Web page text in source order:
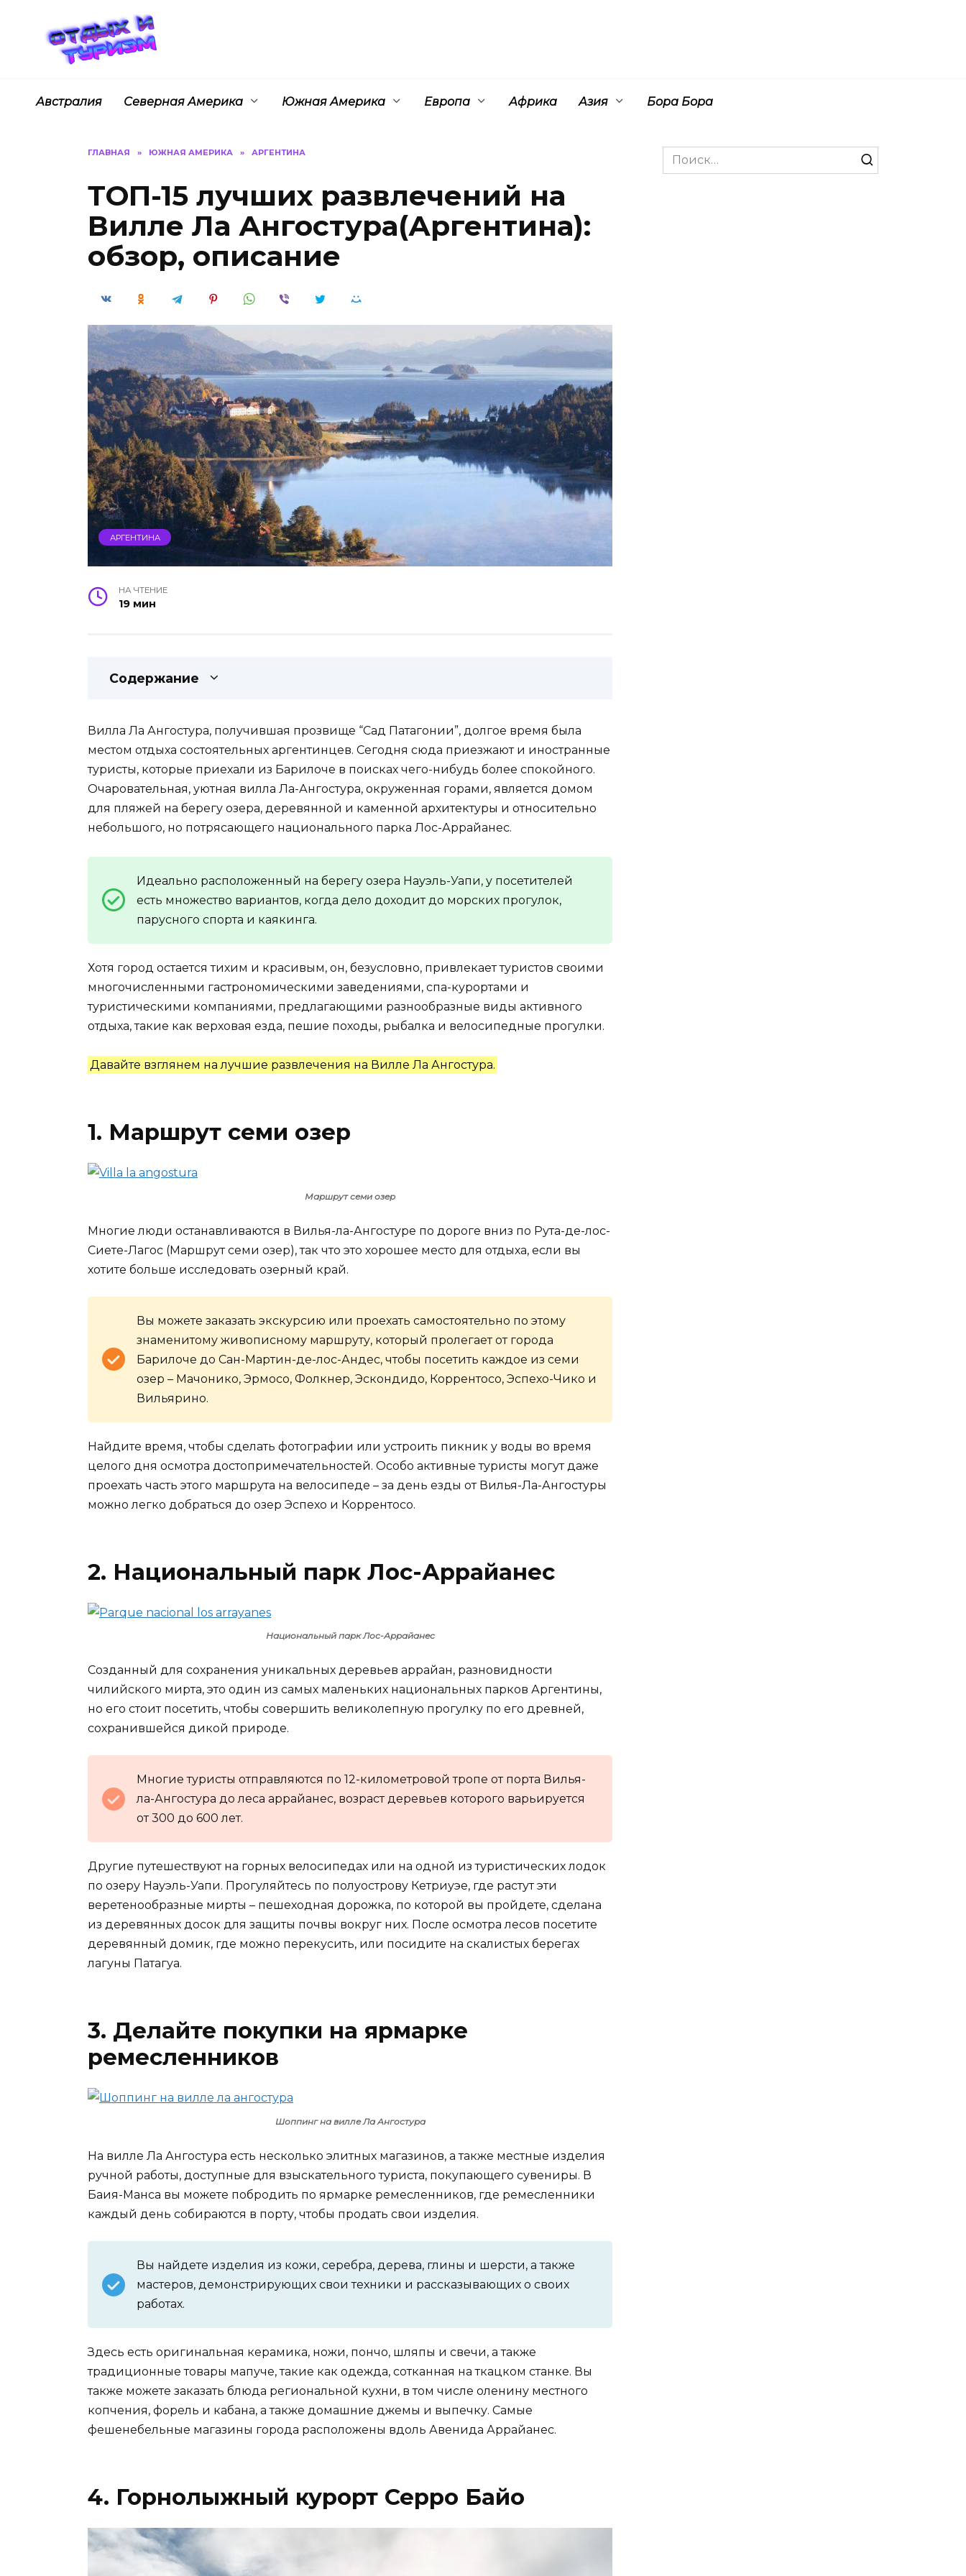
содержанию
Австралия Северная Америка Южная Америка Европа Африка Азия Бора Бора
ГЛАВНАЯ » ЮЖНАЯ АМЕРИКА » АРГЕНТИНА
ТОП-15 лучших развлечений на
Вилле Ла Ангостура(Аргентина):
обзор, описание
АРГЕНТИНА
НА ЧТЕНИЕ
19 мин
Содержание
Вилла Ла Ангостура, получившая прозвище “Сад Патагонии”, долгое время была
местом отдыха состоятельных аргентинцев. Сегодня сюда приезжают и иностранные
туристы, которые приехали из Барилоче в поисках чего-нибудь более спокойного.
Очаровательная, уютная вилла Ла-Ангостура, окруженная горами, является домом
для пляжей на берегу озера, деревянной и каменной архитектуры и относительно
небольшого, но потрясающего национального парка Лос-Аррайанес.
Идеально расположенный на берегу озера Науэль-Уапи, у посетителей
есть множество вариантов, когда дело доходит до морских прогулок,
парусного спорта и каякинга.
Хотя город остается тихим и красивым, он, безусловно, привлекает туристов своими
многочисленными гастрономическими заведениями, спа-курортами и
туристическими компаниями, предлагающими разнообразные виды активного
отдыха, такие как верховая езда, пешие походы, рыбалка и велосипедные прогулки.
Давайте взглянем на лучшие развлечения на Вилле Ла Ангостура.
1. Маршрут семи озер
Маршрут семи озер
Многие люди останавливаются в Вилья-ла-Ангостуре по дороге вниз по Рута-де-лос-
Сиете-Лагос (Маршрут семи озер), так что это хорошее место для отдыха, если вы
хотите больше исследовать озерный край.
Вы можете заказать экскурсию или проехать самостоятельно по этому
знаменитому живописному маршруту, который пролегает от города
Барилоче до Сан-Мартин-де-лос-Андес, чтобы посетить каждое из семи
озер – Мачонико, Эрмосо, Фолкнер, Эскондидо, Коррентосо, Эспехо-Чико и
Вильярино.
Найдите время, чтобы сделать фотографии или устроить пикник у воды во время
целого дня осмотра достопримечательностей. Особо активные туристы могут даже
проехать часть этого маршрута на велосипеде – за день езды от Вилья-Ла-Ангостуры
можно легко добраться до озер Эспехо и Коррентосо.
2. Национальный парк Лос-Аррайанес
Национальный парк Лос-Аррайанес
Созданный для сохранения уникальных деревьев аррайан, разновидности
чилийского мирта, это один из самых маленьких национальных парков Аргентины,
но его стоит посетить, чтобы совершить великолепную прогулку по его древней,
сохранившейся дикой природе.
Многие туристы отправляются по 12-километровой тропе от порта Вилья-
ла-Ангостура до леса аррайанес, возраст деревьев которого варьируется
от 300 до 600 лет.
Другие путешествуют на горных велосипедах или на одной из туристических лодок
по озеру Науэль-Уапи. Прогуляйтесь по полуострову Кетриуэе, где растут эти
веретенообразные мирты – пешеходная дорожка, по которой вы пройдете, сделана
из деревянных досок для защиты почвы вокруг них. После осмотра лесов посетите
деревянный домик, где можно перекусить, или посидите на скалистых берегах
лагуны Патагуа.
3. Делайте покупки на ярмарке
ремесленников
Шоппинг на вилле Ла Ангостура
На вилле Ла Ангостура есть несколько элитных магазинов, а также местные изделия
ручной работы, доступные для взыскательного туриста, покупающего сувениры. В
Баия-Манса вы можете побродить по ярмарке ремесленников, где ремесленники
каждый день собираются в порту, чтобы продать свои изделия.
Вы найдете изделия из кожи, серебра, дерева, глины и шерсти, а также
мастеров, демонстрирующих свои техники и рассказывающих о своих
работах.
Здесь есть оригинальная керамика, ножи, пончо, шляпы и свечи, а также
традиционные товары мапуче, такие как одежда, сотканная на ткацком станке. Вы
также можете заказать блюда региональной кухни, в том числе оленину местного
копчения, форель и кабана, а также домашние джемы и выпечку. Самые
фешенебельные магазины города расположены вдоль Авенида Аррайанес.
4. Горнолыжный курорт Серро Байо
Search
for: